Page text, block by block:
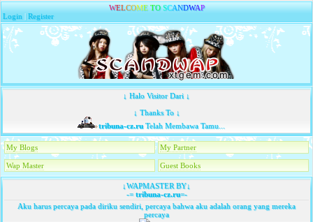
WELCOME TO SCANDWAP
Login |Register
↓ Halo Visitor Dari ↓
↓ Thanks To ↓
tribuna-cz.ruTelah Membawa Tamu...
My Blogs My Partner
Wap Master Guest Books
↓WAPMASTER BY↓
-=tribuna-cz.ru=-
Aku harus percaya pada diriku sendiri, percaya bahwa aku adalah orang yang mereka
percaya